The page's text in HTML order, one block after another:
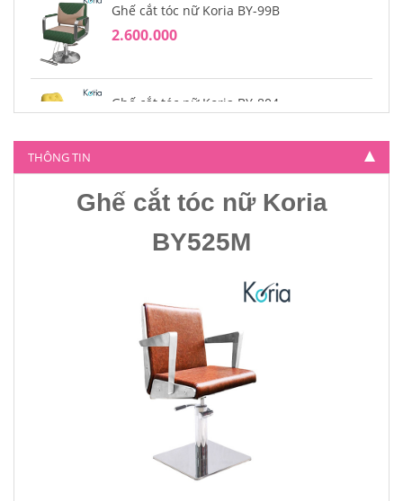
Ghế cắt tóc nữ Koria BY-99B
2.600.000
Ghế cắt tóc nữ Koria BY-804
THÔNG TIN
Ghế cắt tóc nữ Koria
BY525M